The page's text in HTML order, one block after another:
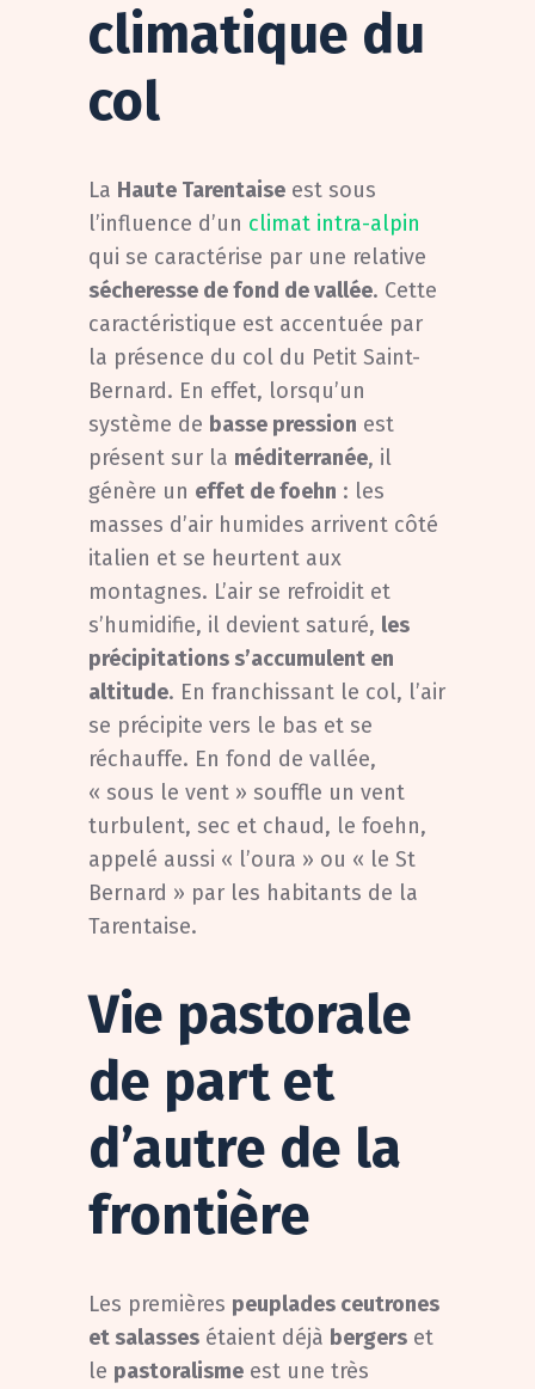
climatique du
col
La Haute Tarentaise est sous
l’influence d’un climat intra-alpin
qui se caractérise par une relative
sécheresse de fond de vallée. Cette
caractéristique est accentuée par
la présence du col du Petit Saint-
Bernard. En effet, lorsqu’un
système de basse pression est
présent sur la méditerranée, il
génère un effet de foehn : les
masses d’air humides arrivent côté
italien et se heurtent aux
montagnes. L’air se refroidit et
s’humidifie, il devient saturé, les
précipitations s’accumulent en
altitude. En franchissant le col, l’air
se précipite vers le bas et se
réchauffe. En fond de vallée,
« sous le vent » souffle un vent
turbulent, sec et chaud, le foehn,
appelé aussi « l’oura » ou « le St
Bernard » par les habitants de la
Tarentaise.
Vie pastorale
de part et
d’autre de la
frontière
Les premières peuplades ceutrones
et salasses étaient déjà bergers et
le pastoralisme est une très